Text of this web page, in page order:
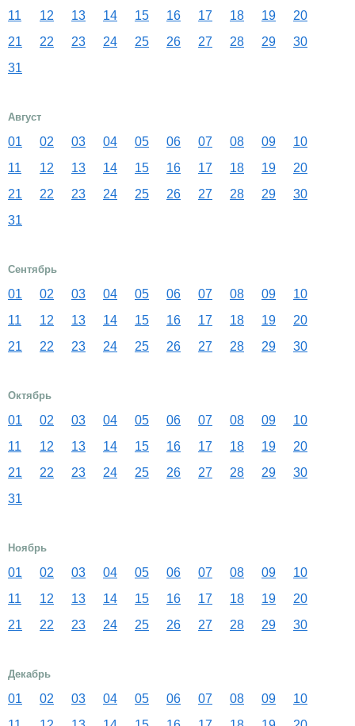
11
12 13 14 15 16 17 18 19
20
21
22 23 24 25 26 27 28 29
30
31
Август
01 02 03 04 05 06 07 08 09
10
11
12 13 14 15 16 17 18 19
20
21
22 23 24 25 26 27 28 29
30
31
Сентябрь
01 02 03 04 05 06 07 08 09
10
11
12 13 14 15 16 17 18 19
20
21
22 23 24 25 26 27 28 29 30
Октябрь
01 02 03 04 05 06 07 08 09
10
11
12 13 14 15 16 17 18 19
20
21
22 23 24 25 26 27 28 29
30
31
Ноябрь
01 02 03 04 05 06 07 08 09
10
11
12 13 14 15 16 17 18 19
20
21
22 23 24 25 26 27 28 29 30
Декабрь
01 02 03 04 05 06 07 08 09
10